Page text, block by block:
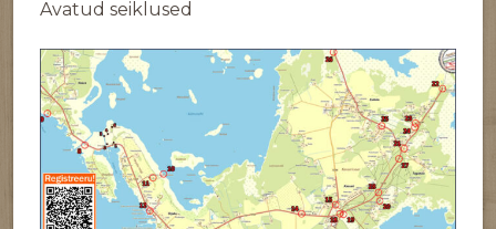
Avatud seiklused